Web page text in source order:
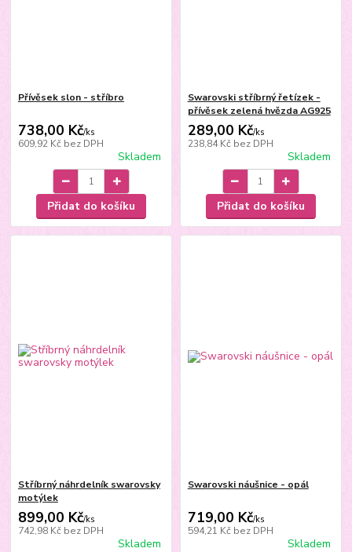
Přívěsek slon - stříbro
738,00 Kč/ks
609,92 Kč bez DPH
Skladem
Přidat do košíku
Swarovski stříbrný řetízek -
přívěsek zelená hvězda AG925
289,00 Kč/ks
238,84 Kč bez DPH
Skladem
Přidat do košíku
Stříbrný náhrdelník swarovsky
motýlek
899,00 Kč/ks
742,98 Kč bez DPH
Skladem
Swarovski náušnice - opál
719,00 Kč/ks
594,21 Kč bez DPH
Skladem